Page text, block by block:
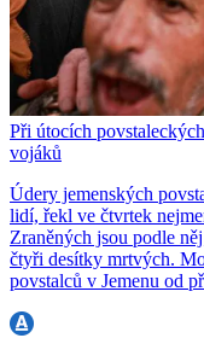
Při útocích
vojáků
Údery jemenských
lidí, řekl ve čtvrtek
Zraněných jsou podle
čtyři desítky mrtvých.
povstalců v Jemenu od